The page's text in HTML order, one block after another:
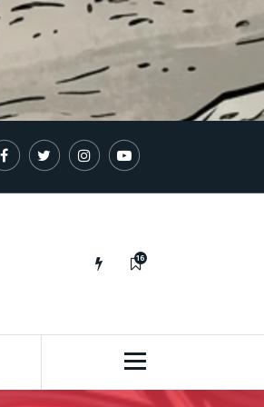
UN MÓN MILLOR*
16